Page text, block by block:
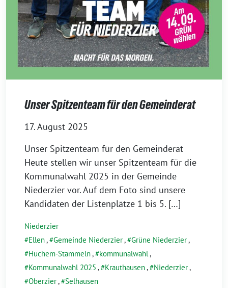
Unser Spitzenteam für den Gemeinderat
17. August 2025
Unser Spitzenteam für den Gemeinderat
Heute stellen wir unser Spitzenteam für die
Kommunalwahl 2025 in der Gemeinde
Niederzier vor. Auf dem Foto sind unsere
Kandidaten der Listenplätze 1 bis 5. […]
Niederzier
Ellen, Gemeinde Niederzier, Grüne Niederzier,
Huchem-Stammeln, kommunalwahl,
Kommunalwahl 2025 , Krauthausen, Niederzier,
Oberzier, Selhausen